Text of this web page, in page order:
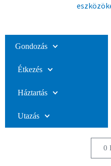
Gondozás
Étkezés
Háztartás
Utazás
0